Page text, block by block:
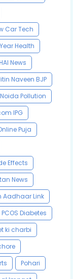
Car Tech
Health
News
Naveen BJP
Noida Pollution
IPG
Puja
Effects
News
Aadhaar Link
PCOS Diabetes
ki charbi
Pohari